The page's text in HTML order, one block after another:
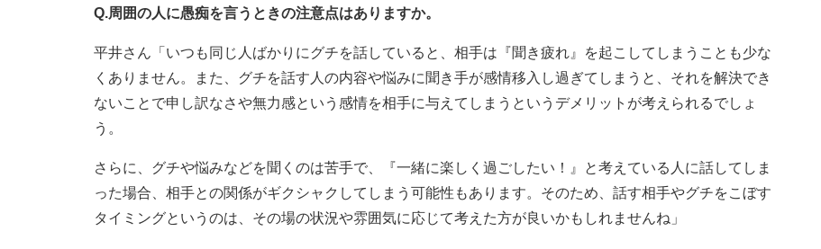
Q.周囲の人に愚痴を言うときの注意点はありますか。
平井さん「いつも同じ人ばかりにグチを話していると、相手は『聞き疲れ』を起こしてしまうことも少な
くありません。また、グチを話す人の内容や悩みに聞き手が感情移入し過ぎてしまうと、それを解決でき
ないことで申し訳なさや無力感という感情を相手に与えてしまうというデメリットが考えられるでしょ
う。
さらに、グチや悩みなどを聞くのは苦手で、『一緒に楽しく過ごしたい！』と考えている人に話してしま
った場合、相手との関係がギクシャクしてしまう可能性もあります。そのため、話す相手やグチをこぼす
タイミングというのは、その場の状況や雰囲気に応じて考えた方が良いかもしれませんね」